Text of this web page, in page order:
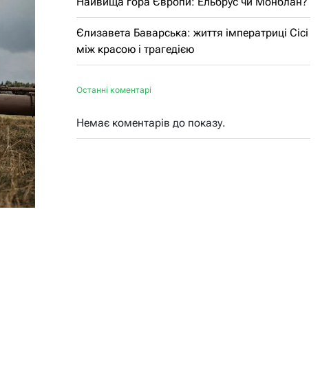
Єлизавета Баварська: життя імператриці Сісі
між красою і трагедією
Останні коментарі
Немає коментарів до показу.